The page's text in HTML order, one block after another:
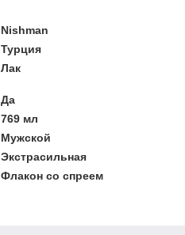
Nishman
Турция
Лак
Да
769 мл
Мужской
Экстрасильная
Флакон со спреем